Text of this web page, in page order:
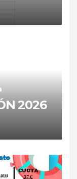
2026